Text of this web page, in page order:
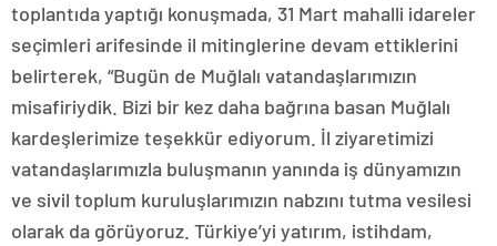
toplantıda yaptığı konuşmada, 31 Mart mahalli idareler
seçimleri arifesinde il mitinglerine devam ettiklerini
belirterek, “Bugün de Muğlalı vatandaşlarımızın
misafiriydik. Bizi bir kez daha bağrına basan Muğlalı
kardeşlerimize teşekkür ediyorum. İl ziyaretimizi
vatandaşlarımızla buluşmanın yanında iş dünyamızın
ve sivil toplum kuruluşlarımızın nabzını tutma vesilesi
olarak da görüyoruz. Türkiye’yi yatırım, istihdam,